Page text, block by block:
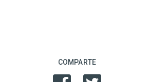
COMPARTE